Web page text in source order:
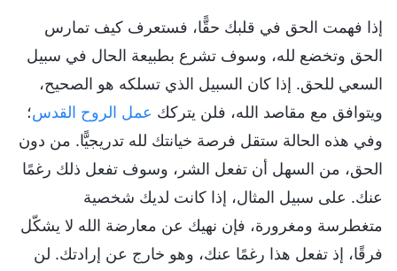
إذا فهمت الحق في قلبك حقًّا، فستعرف كيف تمارس
الحق وتخضع لله، وسوف تشرع بطبيعة الحال في سبيل
السعي للحق. إذا كان السبيل الذي تسلكه هو الصحيح،
ويتوافق مع مقاصد الله، فلن يتركك عمل الروح القدس؛
وفي هذه الحالة ستقل فرصة خيانتك لله تدريجيًّا. من دون
الحق، من السهل أن تفعل الشر، وسوف تفعل ذلك رغمًا
عنك. على سبيل المثال، إذا كانت لديك شخصية
متغطرسة ومغرورة، فإن نهيك عن معارضة الله لا يشكّل
فرقًا، إذ تفعل هذا رغمًا عنك، وهو خارج عن إرادتك. لن